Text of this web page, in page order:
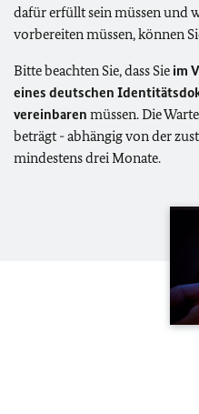
dafür erfüllt sein müssen und
vorbereiten müssen, können
Bitte beachten Sie, dass Sie im
eines deutschen
vereinbaren müssen. Die
beträgt - abhängig von der
mindestens drei Monate.